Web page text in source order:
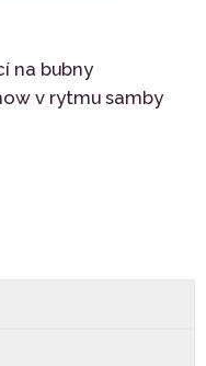
na bubny
v rytmu samby